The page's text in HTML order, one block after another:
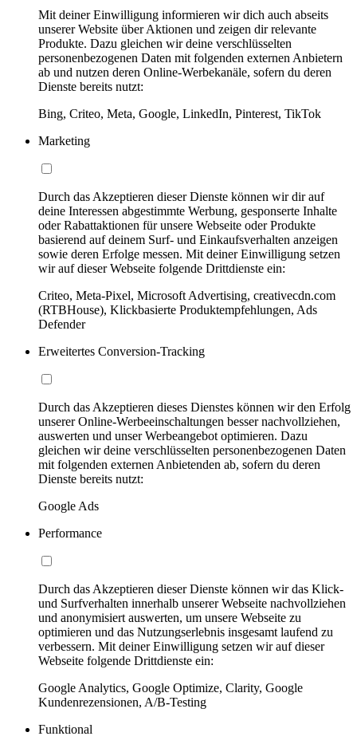
Mit deiner Einwilligung informieren wir dich auch abseits
unserer Website über Aktionen und zeigen dir relevante
Produkte. Dazu gleichen wir deine verschlüsselten
personenbezogenen Daten mit folgenden externen Anbietern
ab und nutzen deren Online-Werbekanäle, sofern du deren
Dienste bereits nutzt:
Bing, Criteo, Meta, Google, LinkedIn, Pinterest, TikTok
Marketing
Durch das Akzeptieren dieser Dienste können wir dir auf
deine Interessen abgestimmte Werbung, gesponserte Inhalte
oder Rabattaktionen für unsere Webseite oder Produkte
basierend auf deinem Surf- und Einkaufsverhalten anzeigen
sowie deren Erfolge messen. Mit deiner Einwilligung setzen
wir auf dieser Webseite folgende Drittdienste ein:
Criteo, Meta-Pixel, Microsoft Advertising, creativecdn.com
(RTBHouse), Klickbasierte Produktempfehlungen, Ads
Defender
Erweitertes Conversion-Tracking
Durch das Akzeptieren dieses Dienstes können wir den Erfolg
unserer Online-Werbeeinschaltungen besser nachvollziehen,
auswerten und unser Werbeangebot optimieren. Dazu
gleichen wir deine verschlüsselten personenbezogenen Daten
mit folgenden externen Anbietenden ab, sofern du deren
Dienste bereits nutzt:
Google Ads
Performance
Durch das Akzeptieren dieser Dienste können wir das Klick-
und Surfverhalten innerhalb unserer Webseite nachvollziehen
und anonymisiert auswerten, um unsere Webseite zu
optimieren und das Nutzungserlebnis insgesamt laufend zu
verbessern. Mit deiner Einwilligung setzen wir auf dieser
Webseite folgende Drittdienste ein:
Google Analytics, Google Optimize, Clarity, Google
Kundenrezensionen, A/B-Testing
Funktional